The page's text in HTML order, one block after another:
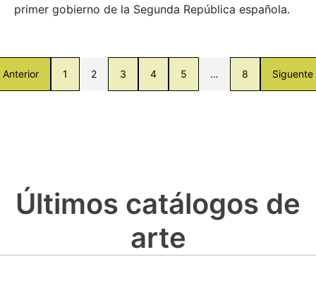
primer gobierno de la Segunda República española.
Anterior 1 2 3 4 5 … 8 Siguente
Últimos catálogos de
arte